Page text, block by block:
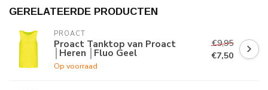
GERELATEERDE PRODUCTEN
PROACT
Proact Tanktop van Proact
│Heren │Fluo Geel
Op voorraad
€9,95
€7,50